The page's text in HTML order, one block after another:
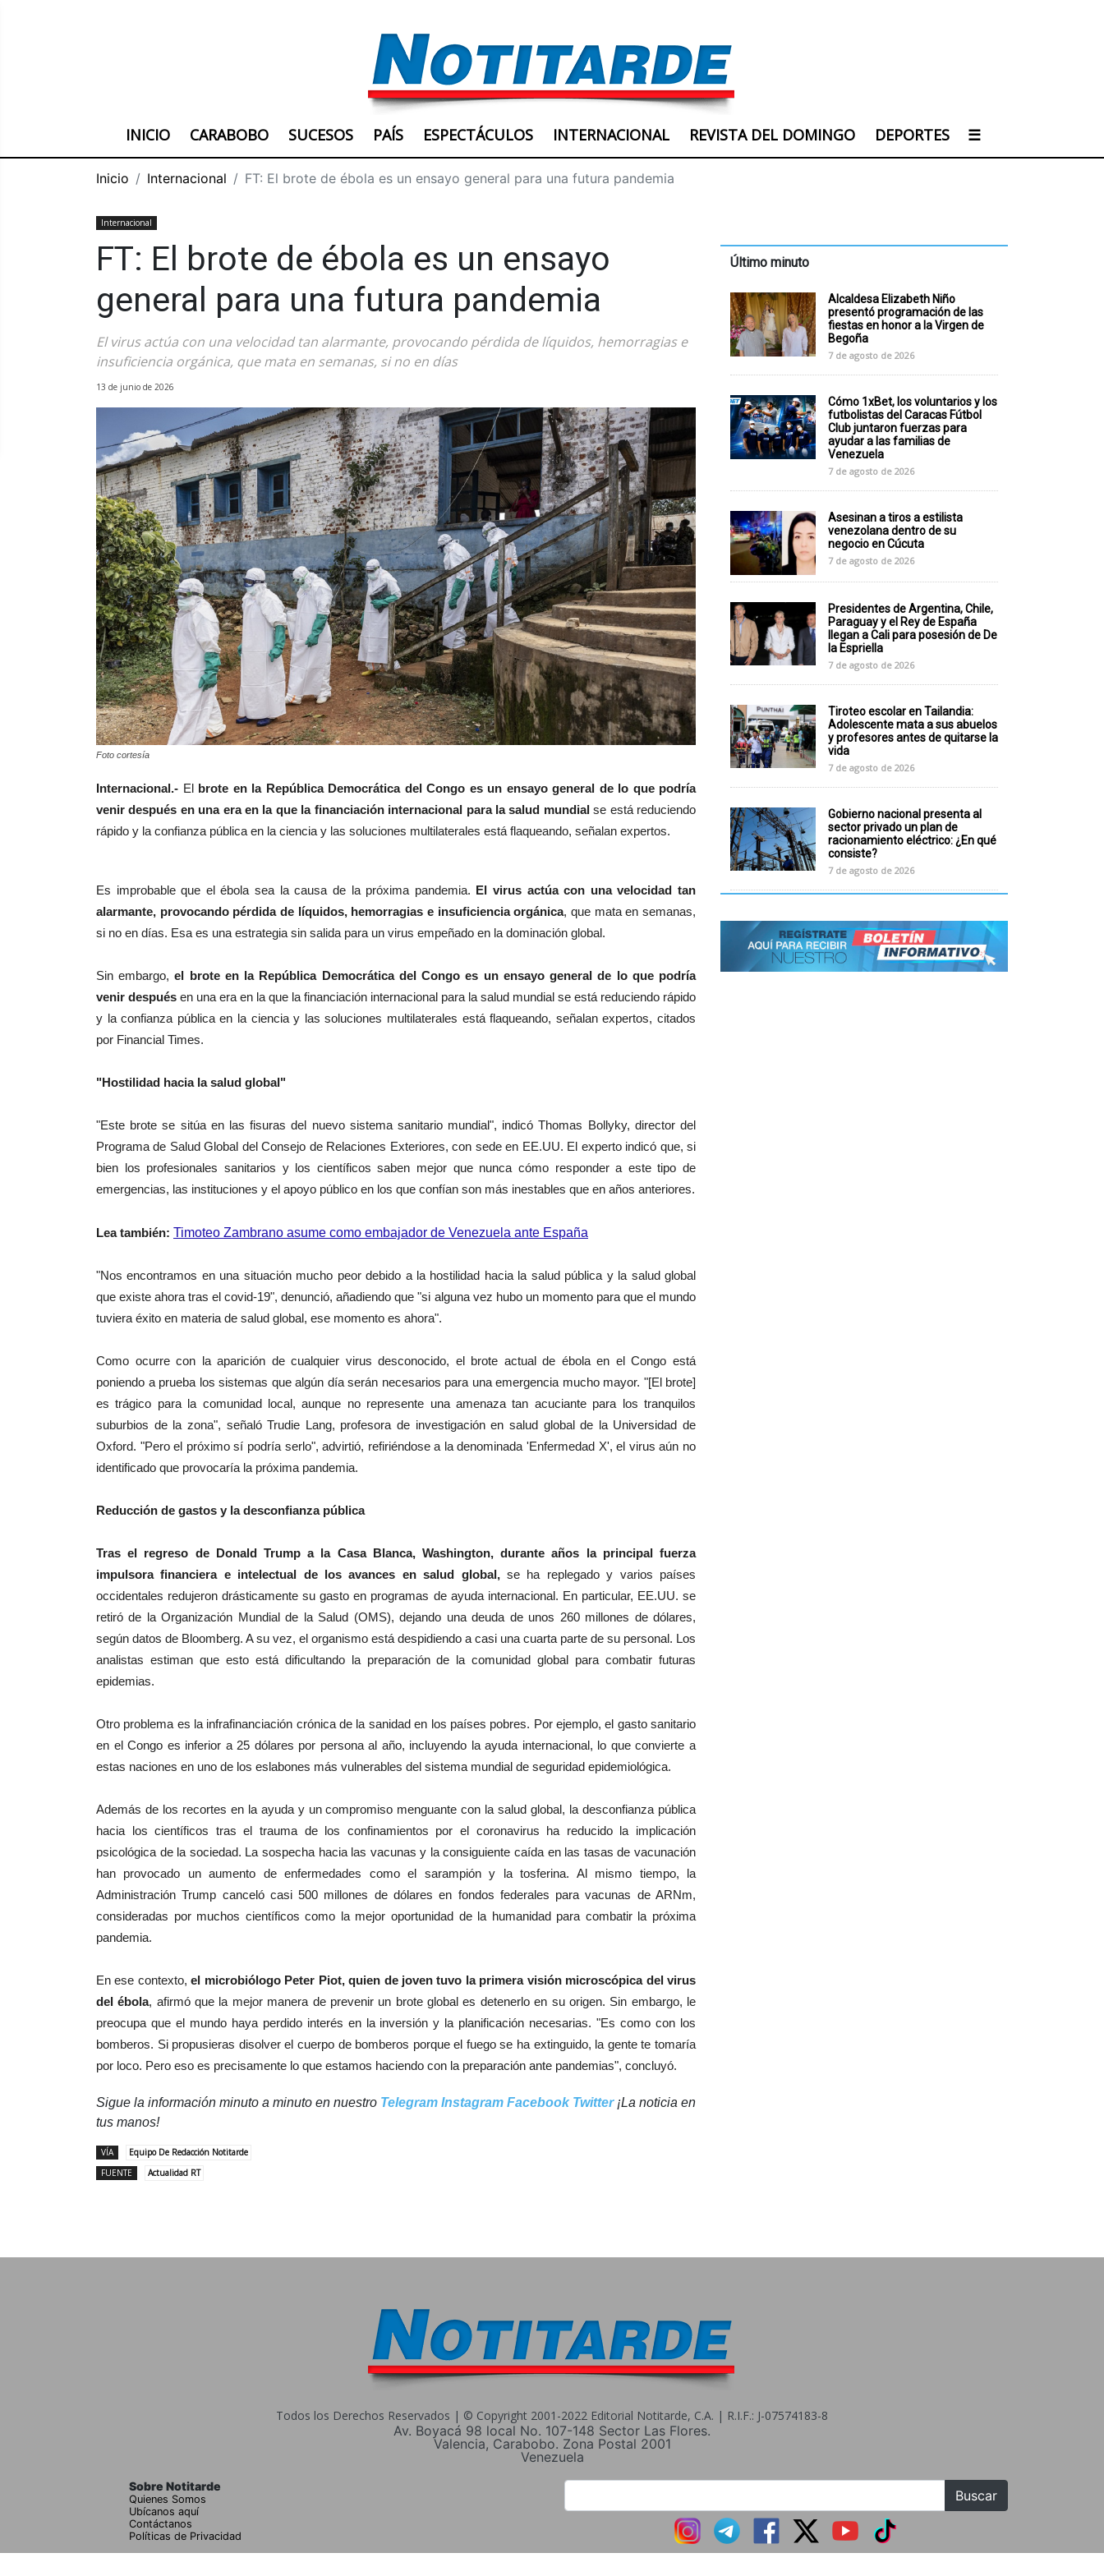
INICIO CARABOBO SUCESOS PAÍS ESPECTÁCULOS INTERNACIONAL REVISTA DEL DOMINGO DEPORTES ☰
Inicio Internacional FT: El brote de ébola es un ensayo general para una futura pandemia
Internacional
FT: El brote de ébola es un ensayo
general para una futura pandemia
El virus actúa con una velocidad tan alarmante, provocando pérdida de líquidos, hemorragias e
insuficiencia orgánica, que mata en semanas, si no en días
13 de junio de 2026
Foto cortesía
Internacional.- El brote en la República Democrática del Congo es un ensayo general de lo que podría
venir después en una era en la que la financiación internacional para la salud mundialse está reduciendo
rápido y la confianza pública en la ciencia y las soluciones multilaterales está flaqueando, señalan expertos.
Es improbable que el ébola sea la causa de la próxima pandemia. El virus actúa con una velocidad tan
alarmante, provocando pérdida de líquidos, hemorragias e insuficiencia orgánica, que mata en semanas,
si no en días. Esa es una estrategia sin salida para un virus empeñado en la dominación global.
Sin embargo,el brote en la República Democrática del Congo es un ensayo general de lo que podría
venir después en una era en la que la financiación internacional para la salud mundial se está reduciendo rápido
y la confianza pública en la ciencia y las soluciones multilaterales está flaqueando, señalan expertos, citados
por Financial Times.
"Hostilidad hacia la salud global"
"Este brote se sitúa en las fisuras del nuevo sistema sanitario mundial", indicó Thomas Bollyky, director del
Programa de Salud Global del Consejo de Relaciones Exteriores, con sede en EE.UU. El experto indicó que, si
bien los profesionales sanitarios y los científicos saben mejor que nunca cómo responder a este tipo de
emergencias, las instituciones y el apoyo público en los que confían son más inestables que en años anteriores.
Lea también: Timoteo Zambrano asume como embajador de Venezuela ante España
"Nos encontramos en una situación mucho peor debido a la hostilidad hacia la salud pública y la salud global
que existe ahora tras el covid-19", denunció, añadiendo que "si alguna vez hubo un momento para que el mundo
tuviera éxito en materia de salud global, ese momento es ahora".
Como ocurre con la aparición de cualquier virus desconocido, el brote actual de ébola en el Congo está
poniendo a prueba los sistemas que algún día serán necesarios para una emergencia mucho mayor. "[El brote]
es trágico para la comunidad local, aunque no represente una amenaza tan acuciante para los tranquilos
suburbios de la zona", señaló Trudie Lang, profesora de investigación en salud global de la Universidad de
Oxford. "Pero el próximo sí podría serlo", advirtió, refiriéndose a la denominada 'Enfermedad X', el virus aún no
identificado que provocaría la próxima pandemia.
Reducción de gastos y la desconfianza pública
Tras el regreso de Donald Trump a la Casa Blanca, Washington, durante años la principal fuerza
impulsora financiera e intelectual de los avances en salud global,se ha replegado y varios países
occidentales redujeron drásticamente su gasto en programas de ayuda internacional. En particular, EE.UU. se
retiró de la Organización Mundial de la Salud (OMS), dejando una deuda de unos 260 millones de dólares,
según datos de Bloomberg. A su vez, el organismo está despidiendo a casi una cuarta parte de su personal. Los
analistas estiman que esto está dificultando la preparación de la comunidad global para combatir futuras
epidemias.
Otro problema es la infrafinanciación crónica de la sanidad en los países pobres. Por ejemplo, el gasto sanitario
en el Congo es inferior a 25 dólares por persona al año, incluyendo la ayuda internacional, lo que convierte a
estas naciones en uno de los eslabones más vulnerables del sistema mundial de seguridad epidemiológica.
Además de los recortes en la ayuda y un compromiso menguante con la salud global, la desconfianza pública
hacia los científicos tras el trauma de los confinamientos por el coronavirus ha reducido la implicación
psicológica de la sociedad. La sospecha hacia las vacunas y la consiguiente caída en las tasas de vacunación
han provocado un aumento de enfermedades como el sarampión y la tosferina. Al mismo tiempo, la
Administración Trump canceló casi 500 millones de dólares en fondos federales para vacunas de ARNm,
consideradas por muchos científicos como la mejor oportunidad de la humanidad para combatir la próxima
pandemia.
En ese contexto,el microbiólogo Peter Piot, quien de joven tuvo la primera visión microscópica del virus
del ébola, afirmó que la mejor manera de prevenir un brote global es detenerlo en su origen. Sin embargo, le
preocupa que el mundo haya perdido interés en la inversión y la planificación necesarias. "Es como con los
bomberos. Si propusieras disolver el cuerpo de bomberos porque el fuego se ha extinguido, la gente te tomaría
por loco. Pero eso es precisamente lo que estamos haciendo con la preparación ante pandemias", concluyó.
Sigue la información minuto a minuto en nuestro Telegram Instagram Facebook Twitter¡La noticia en
tus manos!
VÍA
Equipo De Redacción Notitarde
FUENTE
Actualidad RT
Último minuto
Alcaldesa Elizabeth Niño
presentó programación de las
fiestas en honor a la Virgen de
Begoña
7 de agosto de 2026
Cómo 1xBet, los voluntarios y los
futbolistas del Caracas Fútbol
Club juntaron fuerzas para
ayudar a las familias de
Venezuela
7 de agosto de 2026
Asesinan a tiros a estilista
venezolana dentro de su
negocio en Cúcuta
7 de agosto de 2026
Presidentes de Argentina, Chile,
Paraguay y el Rey de España
llegan a Cali para posesión de De
la Espriella
7 de agosto de 2026
Tiroteo escolar en Tailandia:
Adolescente mata a sus abuelos
y profesores antes de quitarse la
vida
7 de agosto de 2026
Gobierno nacional presenta al
sector privado un plan de
racionamiento eléctrico: ¿En qué
consiste?
7 de agosto de 2026
Todos los Derechos Reservados | © Copyright 2001-2022 Editorial Notitarde, C.A. | R.I.F.: J-07574183-8
Av. Boyacá 98 local No. 107-148 Sector Las Flores.
Valencia, Carabobo. Zona Postal 2001
Venezuela
Sobre Notitarde
Quienes Somos
Ubícanos aquí
Contáctanos
Políticas de Privacidad
Buscar